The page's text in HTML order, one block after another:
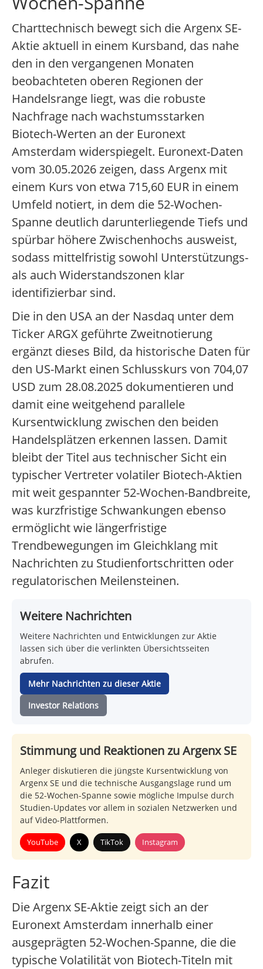
Charttechnisch bewegt sich die Argenx SE-
Aktie aktuell in einem Kursband, das nahe
den in den vergangenen Monaten
beobachteten oberen Regionen der
Handelsrange liegt, was die robuste
Nachfrage nach wachstumsstarken
Biotech-Werten an der Euronext
Amsterdam widerspiegelt. Euronext-Daten
vom 30.05.2026 zeigen, dass Argenx mit
einem Kurs von etwa 715,60 EUR in einem
Umfeld notiert, in dem die 52-Wochen-
Spanne deutlich darunterliegende Tiefs und
spürbar höhere Zwischenhochs ausweist,
sodass mittelfristig sowohl Unterstützungs-
als auch Widerstandszonen klar
identifizierbar sind.
Die in den USA an der Nasdaq unter dem
Ticker ARGX geführte Zweitnotierung
ergänzt dieses Bild, da historische Daten für
den US-Markt einen Schlusskurs von 704,07
USD zum 28.08.2025 dokumentieren und
damit eine weitgehend parallele
Kursentwicklung zwischen den beiden
Handelsplätzen erkennen lassen. Damit
bleibt der Titel aus technischer Sicht ein
typischer Vertreter volatiler Biotech-Aktien
mit weit gespannter 52-Wochen-Bandbreite,
was kurzfristige Schwankungen ebenso
ermöglicht wie längerfristige
Trendbewegungen im Gleichklang mit
Nachrichten zu Studienfortschritten oder
regulatorischen Meilensteinen.
Weitere Nachrichten
Weitere Nachrichten und Entwicklungen zur Aktie
lassen sich über die verlinkten Übersichtsseiten
abrufen.
Mehr Nachrichten zu dieser Aktie
Investor Relations
Stimmung und Reaktionen zu Argenx SE
Anleger diskutieren die jüngste Kursentwicklung von
Argenx SE und die technische Ausgangslage rund um
die 52-Wochen-Spanne sowie mögliche Impulse durch
Studien-Updates vor allem in sozialen Netzwerken und
auf Video-Plattformen.
YouTube X TikTok Instagram
Fazit
Die Argenx SE-Aktie zeigt sich an der
Euronext Amsterdam innerhalb einer
ausgeprägten 52-Wochen-Spanne, die die
typische Volatilität von Biotech-Titeln mit